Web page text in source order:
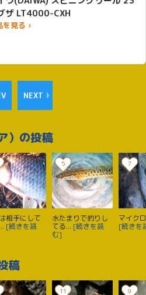
レグザ LT4000-CXH
を見る ›
NEXT
）の投稿
相手にして
[続きを読
5
水たまりで釣りし
てる... [続きを読
む]
7
マイク
[続きを
稿
11 9